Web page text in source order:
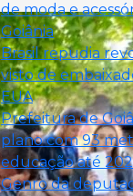
de moda e
Goiânia
Brasil repudia
visto de
EUA
Prefeitura de
plano com 93
educação até
Genro da